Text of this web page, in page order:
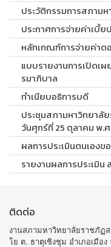
ประวัติกรรมการสภาม
ประกาศการจ่ายค่าเบี้ย
หลักเกณฑ์การจ่ายค่าต
แบบรายงานการเปิดเ
รมาภิบาล
ทำเนียบอธิการบดี
ประชุมสภามหาวิทยาลั
วันศุกร์ที่ 25 ตุลาคม พ.ศ
ผลการประเมินตนเอง
รายงานผลการประเมิ
ติดต่อ
งานสภามหาวิทยาลัยราชภัฏ
โย ต. ธาตุเชิงชุม อำเภอเมือ